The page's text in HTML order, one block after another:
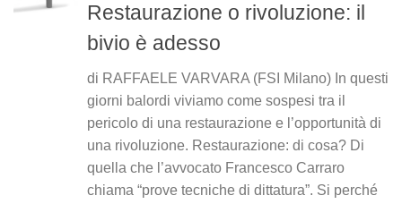
Restaurazione o rivoluzione: il
bivio è adesso
di RAFFAELE VARVARA (FSI Milano) In questi
giorni balordi viviamo come sospesi tra il
pericolo di una restaurazione e l’opportunità di
una rivoluzione. Restaurazione: di cosa? Di
quella che l’avvocato Francesco Carraro
chiama “prove tecniche di dittatura”. Si perché